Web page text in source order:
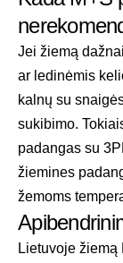
Jei žiemą
ar ledinėmis
kalnų su
sukibimo.
padangas su
žiemines
žemoms
Lietuvoje